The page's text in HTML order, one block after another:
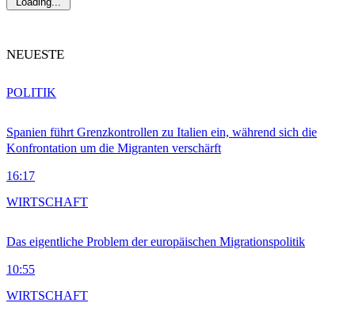
NEUESTE
Spanien führt Grenzkontrollen zu Italien ein, während sich die
Konfrontation um die Migranten verschärft
16:17
POLITIK
Das eigentliche Problem der europäischen Migrationspolitik
10:55
WIRTSCHAFT
WIRTSCHAFT